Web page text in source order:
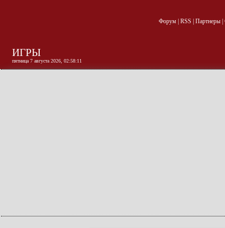
Форум| RSS Партнеры|
ИГРЫ
пятница 7 августа 2026, 02:58:11